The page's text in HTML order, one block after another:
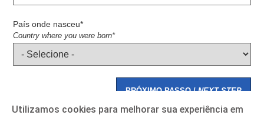
País onde nasceu*
Country where you were born*
PRÓXIMO PASSO /NEXT STEP
Utilizamos cookies para melhorar sua experiência em